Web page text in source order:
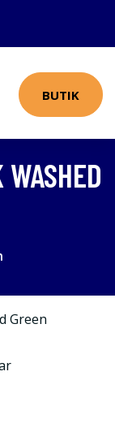
BUTIK